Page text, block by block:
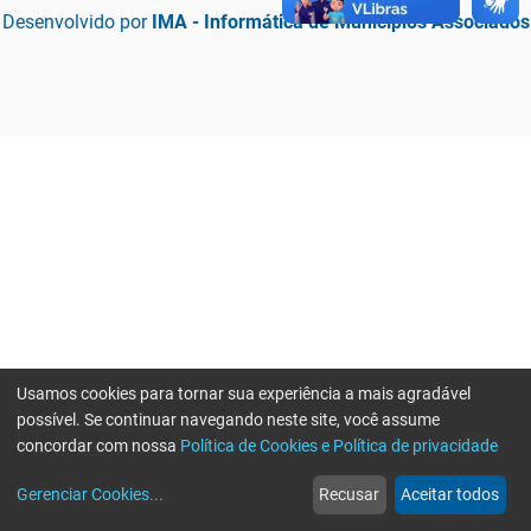
Desenvolvido por IMA - Informática de Municípios Associados
web
Notícias
more_horiz
Mais
Usamos cookies para tornar sua experiência a mais agradável
possível. Se continuar navegando neste site, você assume
concordar com nossa Política de Cookies e Política de privacidade
Gerenciar Cookies... Recusar Aceitar todos
Erro ao enviar informações, por favor tente novamente